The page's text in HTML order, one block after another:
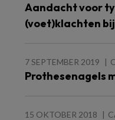
Aandacht voor
(voet)klachten
7 SEPTEMBER 2019
Prothesenagels
15 OKTOBER 2018